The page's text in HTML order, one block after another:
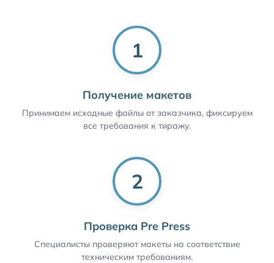
1
Получение макетов
Принимаем исходные файлы от заказчика, фиксируем
все требования к тиражу.
2
Проверка Pre Press
Специалисты проверяют макеты на соответствие
техническим требованиям.